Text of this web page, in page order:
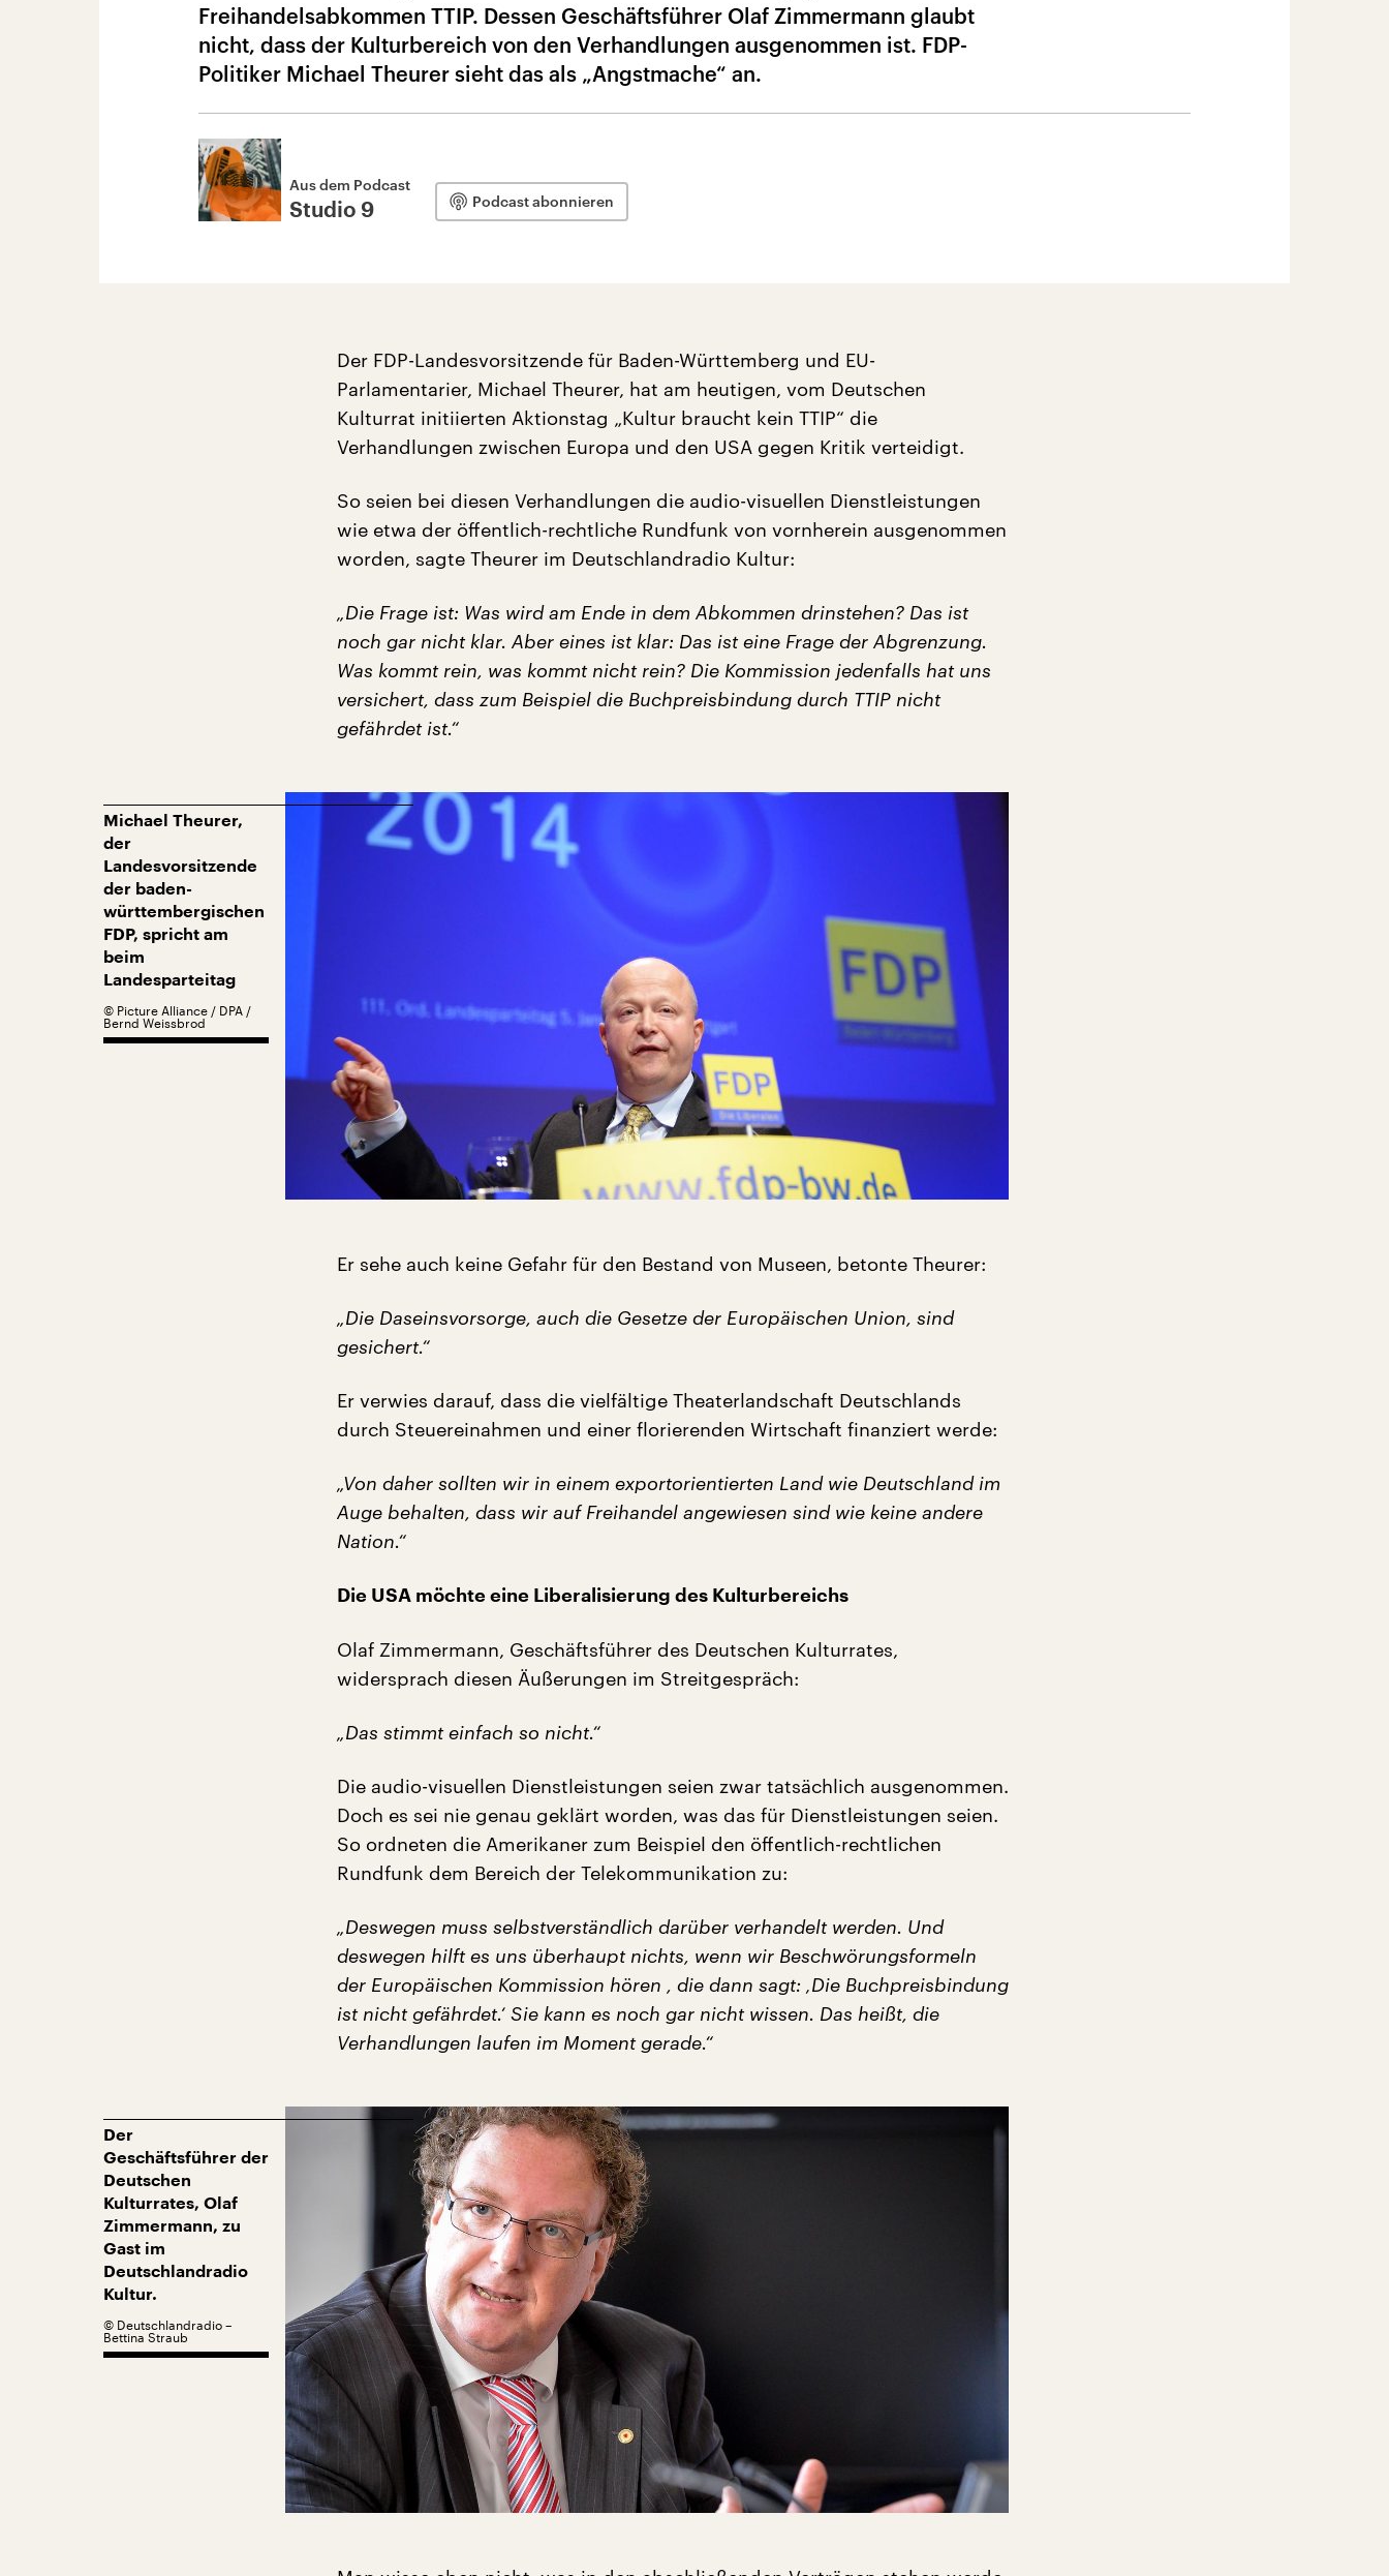
Freihandelsabkommen TTIP. Dessen Geschäftsführer Olaf Zimmermann glaubt
nicht, dass der Kulturbereich von den Verhandlungen ausgenommen ist. FDP-
Politiker Michael Theurer sieht das als „Angstmache“ an.
Aus dem Podcast
Studio 9 Podcast abonnieren
Der FDP-Landesvorsitzende für Baden-Württemberg und EU-
Parlamentarier, Michael Theurer, hat am heutigen, vom Deutschen
Kulturrat initiierten Aktionstag „Kultur braucht kein TTIP“ die
Verhandlungen zwischen Europa und den USA gegen Kritik verteidigt.
So seien bei diesen Verhandlungen die audio-visuellen Dienstleistungen
wie etwa der öffentlich-rechtliche Rundfunk von vornherein ausgenommen
worden, sagte Theurer im Deutschlandradio Kultur:
„Die Frage ist: Was wird am Ende in dem Abkommen drinstehen? Das ist
noch gar nicht klar. Aber eines ist klar: Das ist eine Frage der Abgrenzung.
Was kommt rein, was kommt nicht rein? Die Kommission jedenfalls hat uns
versichert, dass zum Beispiel die Buchpreisbindung durch TTIP nicht
gefährdet ist.“
Michael Theurer,
der
Landesvorsitzende
der baden-
württembergischen
FDP, spricht am
beim
Landesparteitag
© Picture Alliance / DPA /
Bernd Weissbrod
Er sehe auch keine Gefahr für den Bestand von Museen, betonte Theurer:
„Die Daseinsvorsorge, auch die Gesetze der Europäischen Union, sind
gesichert.“
Er verwies darauf, dass die vielfältige Theaterlandschaft Deutschlands
durch Steuereinahmen und einer florierenden Wirtschaft finanziert werde:
„Von daher sollten wir in einem exportorientierten Land wie Deutschland im
Auge behalten, dass wir auf Freihandel angewiesen sind wie keine andere
Nation.“
Die USA möchte eine Liberalisierung des Kulturbereichs
Olaf Zimmermann, Geschäftsführer des Deutschen Kulturrates,
widersprach diesen Äußerungen im Streitgespräch:
„Das stimmt einfach so nicht.“
Die audio-visuellen Dienstleistungen seien zwar tatsächlich ausgenommen.
Doch es sei nie genau geklärt worden, was das für Dienstleistungen seien.
So ordneten die Amerikaner zum Beispiel den öffentlich-rechtlichen
Rundfunk dem Bereich der Telekommunikation zu:
„Deswegen muss selbstverständlich darüber verhandelt werden. Und
deswegen hilft es uns überhaupt nichts, wenn wir Beschwörungsformeln
der Europäischen Kommission hören , die dann sagt: ‚Die Buchpreisbindung
ist nicht gefährdet.‘ Sie kann es noch gar nicht wissen. Das heißt, die
Verhandlungen laufen im Moment gerade.“
Der
Geschäftsführer der
Deutschen
Kulturrates, Olaf
Zimmermann, zu
Gast im
Deutschlandradio
Kultur.
© Deutschlandradio –
Bettina Straub